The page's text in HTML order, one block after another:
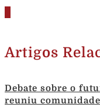
Artigos
Debate sobre o
reuniu